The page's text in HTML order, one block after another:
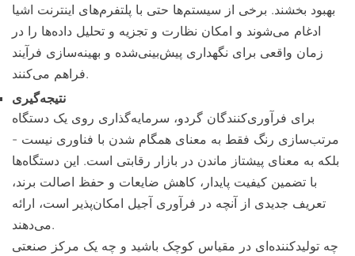
بهبود بخشند. برخی از سیستم‌ها حتی با پلتفرم‌های اینترنت اشیا
ادغام می‌شوند و امکان نظارت و تجزیه و تحلیل داده‌ها را در
زمان واقعی برای نگهداری پیش‌بینی‌شده و بهینه‌سازی فرآیند
فراهم می‌کنند.
نتیجه‌گیری
برای فرآوری‌کنندگان گردو، سرمایه‌گذاری روی یک دستگاه
مرتب‌سازی رنگ فقط به معنای همگام شدن با فناوری نیست -
بلکه به معنای پیشتاز ماندن در بازار رقابتی است. این دستگاه‌ها
با تضمین کیفیت پایدار، کاهش ضایعات و حفظ اصالت برند،
تعریف جدیدی از آنچه در فرآوری آجیل امکان‌پذیر است، ارائه
می‌دهند.
چه تولیدکننده‌ای در مقیاس کوچک باشید و چه یک مرکز صنعتی